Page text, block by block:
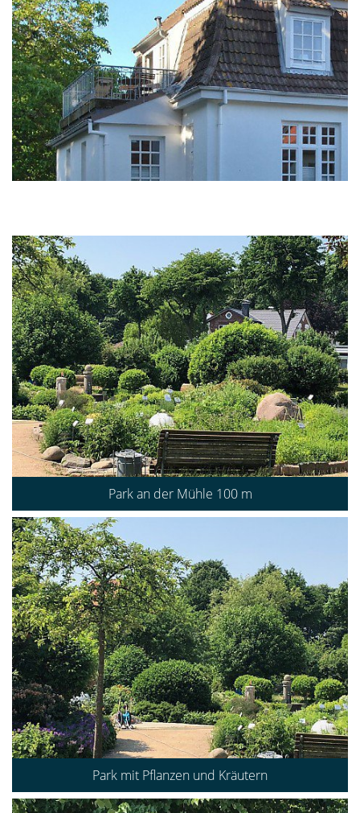
Park an der Mühle 100 m
Park mit Pflanzen und Kräutern